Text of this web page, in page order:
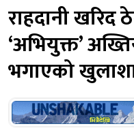
राहदानी खरिद
‘अभियुक्त’
भगाएको